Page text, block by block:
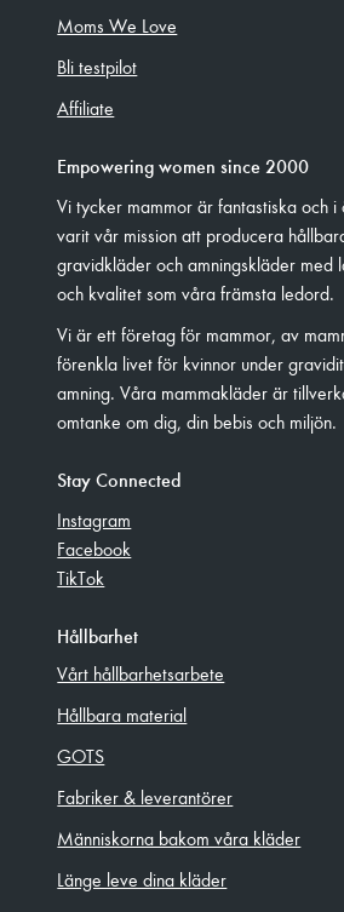
Moms We Love
Bli testpilot
Affiliate
Empowering women since 2000
Vi tycker mammor är fantastiska och
varit vår mission att producera
gravidkläder och amningskläder med
och kvalitet som våra främsta ledord.
Vi är ett företag för mammor, av
förenkla livet för kvinnor under
amning. Våra mammakläder är
omtanke om dig, din bebis och miljön.
Stay Connected
Instagram
Facebook
TikTok
Hållbarhet
Vårt hållbarhetsarbete
Hållbara material
GOTS
Fabriker & leverantörer
Människorna bakom våra kläder
Länge leve dina kläder